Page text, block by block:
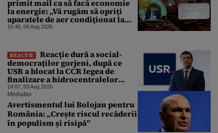
primit mail ca să facă economie
la energie: „Vă rugăm să opriţi
aparatele de aer condiţionat la
sfârşitul programului”
15:40, 04 Aug 2026
REACȚIE
Reacție dură a social-
democraților gorjeni, după ce
USR a blocat la CCR legea de
finalizare a hidrocentralelor
abandonate. „Nu ne-ar surprinde
dacă Miruță și USR ar acuza PSD și
de faptul că asupra Europei s-a
abătut o cupolă de foc”
14:07, 03 Aug 2026
Mediafax
Avertismentul lui Bolojan pentru
România: „Crește riscul recăderii
în populism și risipă”